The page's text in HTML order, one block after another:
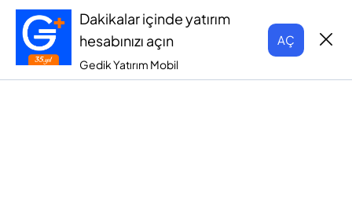
Dakikalar içinde yatırım
hesabınızı açın
Gedik Yatırım Mobil
AÇ